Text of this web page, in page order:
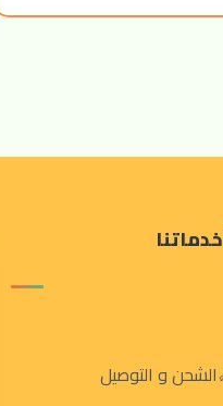
خدماتنا
الشحن و التوصيل